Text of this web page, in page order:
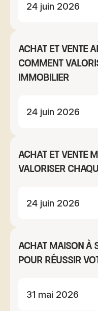
24 juin 2026
Achat et vente
comment
immobilier
24 juin 2026
Achat et vente
valoriser
24 juin 2026
Achat maison à
pour réussir
31 mai 2026